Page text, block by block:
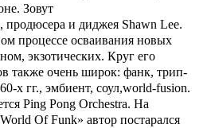
Зовут
продюсера и диджея Shawn Lee.
процессе осваивания новых
экзотических. Круг его
также очень широк: фанк, трип-
х гг., эмбиент, соул,world-fusion.
Ping Pong Orchestra. На
Of Funk» автор постарался